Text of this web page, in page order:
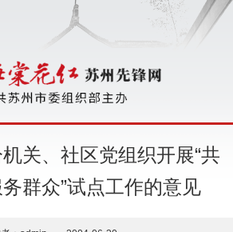
关、社区党组织开展“共
群众”试点工作的意见